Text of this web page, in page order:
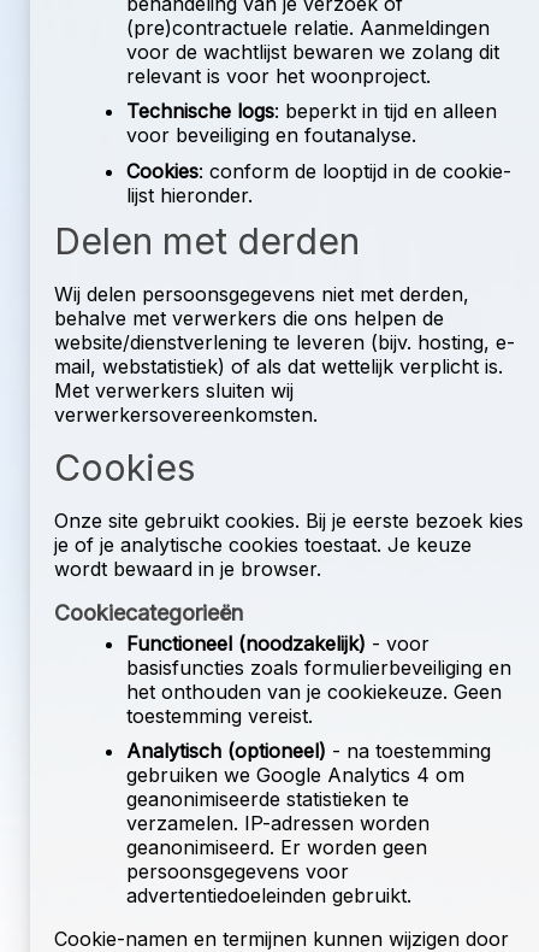
(pre)contractuele relatie. Aanmeldingen
voor de wachtlijst bewaren we zolang dit
relevant is voor het woonproject.
Technische logs: beperkt in tijd en alleen
voor beveiliging en foutanalyse.
Cookies: conform de looptijd in de cookie-
lijst hieronder.
Delen met derden
Wij delen persoonsgegevens niet met derden,
behalve met verwerkers die ons helpen de
website/dienstverlening te leveren (bijv. hosting, e-
mail, webstatistiek) of als dat wettelijk verplicht is.
Met verwerkers sluiten wij
verwerkersovereenkomsten.
Cookies
Onze site gebruikt cookies. Bij je eerste bezoek kies
je of je analytische cookies toestaat. Je keuze
wordt bewaard in je browser.
Cookiecategorieën
Functioneel (noodzakelijk) - voor
basisfuncties zoals formulierbeveiliging en
het onthouden van je cookiekeuze. Geen
toestemming vereist.
Analytisch (optioneel) - na toestemming
gebruiken we Google Analytics 4 om
geanonimiseerde statistieken te
verzamelen. IP-adressen worden
geanonimiseerd. Er worden geen
persoonsgegevens voor
advertentiedoeleinden gebruikt.
Cookie-namen en termijnen kunnen wijzigen door